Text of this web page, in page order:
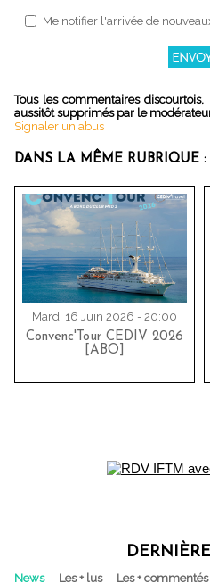
Me notifier l'arrivée de
Tous les commentaires
aussitôt supprimés par le
Signaler un abus
DANS LA MÊME RUBRIQUE :
Mardi 16 Juin 2026 - 20:00
Convenc'Tour CEDIV 2026
[ABO]
DERNIÈRE
News Les + lus Les + commentés